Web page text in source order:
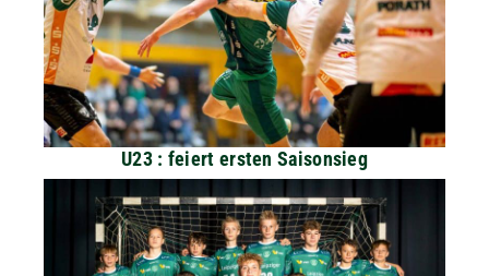
U23 : feiert ersten Saisonsieg